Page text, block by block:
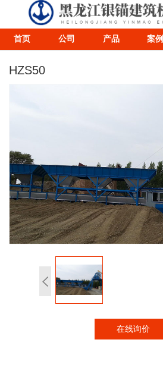
首页 公司 产品 案例
HZS50
在线询价